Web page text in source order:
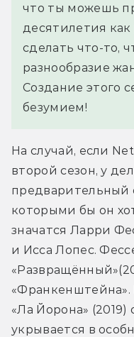
что ты можешь
десятилетия как
сделать что-то,
разнообразие
Создание этого
безумием!
На случай, если
второй сезон, у
предварительный
которыми бы он
значатся Ларри
и Исса Лопес.
«Ла Йорона»
укрывается в